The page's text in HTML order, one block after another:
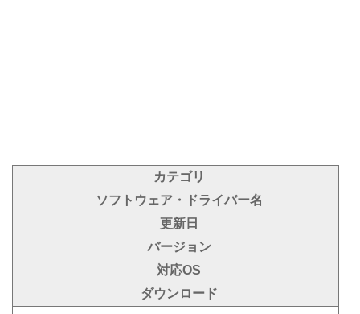
カテゴリ
ソフトウェア・ドライバー名
更新日
バージョン
対応OS
ダウンロード